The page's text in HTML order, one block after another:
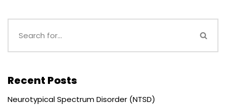
Recent Posts
Neurotypical Spectrum Disorder (NTSD)